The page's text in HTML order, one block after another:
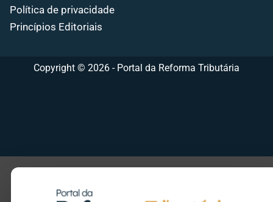
Política de privacidade
Princípios Editoriais
Copyright © 2026 - Portal da Reforma Tributária